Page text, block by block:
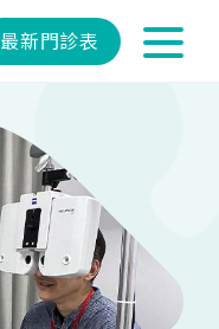
最新門診表